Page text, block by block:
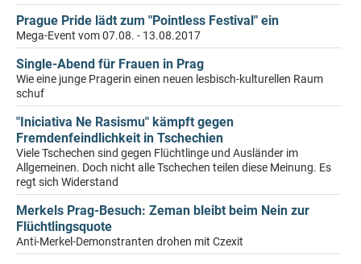
Prague Pride lädt zum "Pointless Festival" ein
Mega-Event vom 07.08. - 13.08.2017
Single-Abend für Frauen in Prag
Wie eine junge Pragerin einen neuen lesbisch-kulturellen Raum
schuf
"Iniciativa Ne Rasismu" kämpft gegen
Fremdenfeindlichkeit in Tschechien
Viele Tschechen sind gegen Flüchtlinge und Ausländer im
Allgemeinen. Doch nicht alle Tschechen teilen diese Meinung. Es
regt sich Widerstand
Merkels Prag-Besuch: Zeman bleibt beim Nein zur
Flüchtlingsquote
Anti-Merkel-Demonstranten drohen mit Czexit